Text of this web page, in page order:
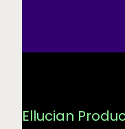
Ellucian